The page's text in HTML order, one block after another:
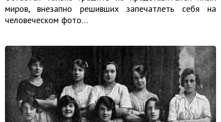
миров, внезапно решивших запечатлеть себя на
человеческом фото…